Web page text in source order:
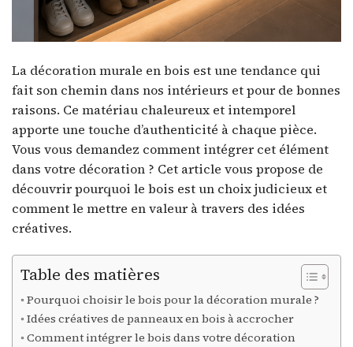
La décoration murale en bois est une tendance qui
fait son chemin dans nos intérieurs et pour de bonnes
raisons. Ce matériau chaleureux et intemporel
apporte une touche d’authenticité à chaque pièce.
Vous vous demandez comment intégrer cet élément
dans votre décoration ? Cet article vous propose de
découvrir pourquoi le bois est un choix judicieux et
comment le mettre en valeur à travers des idées
créatives.
Table des matières
Pourquoi choisir le bois pour la décoration murale ?
Idées créatives de panneaux en bois à accrocher
Comment intégrer le bois dans votre décoration